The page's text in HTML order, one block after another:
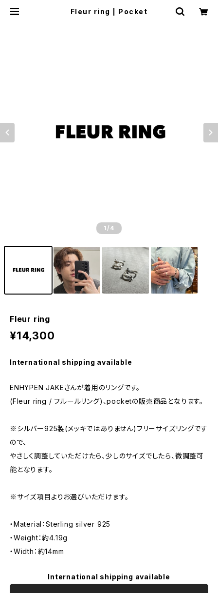
Fleur ring | Pocket
1 /4
Fleur ring
¥14,300
International shipping available
ENHYPEN JAKEさんが着用のリングです。
(Fleur ring / フルールリング)、pocketの販売商品となります。
※シルバー925製(メッキではありません)フリーサイズリングです
ので、
やさしく調整していただけたら、少しのサイズでしたら、微調整可
能となります。
※サイズ項目よりお選びいただけます。
・Material：Sterling silver 925
・Weight：約4.19g
・Width：約14mm
International shipping available